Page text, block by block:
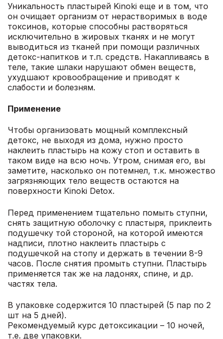
Уникальность пластырей Kinoki еще и в том, что
он очищает организм от нерастворимых в воде
токсинов, которые способны растворяться
исключительно в жировых тканях и не могут
выводиться из тканей при помощи различных
детокс-напитков и т.п. средств. Накапливаясь в
теле, такие шлаки нарушают обмен веществ,
ухудшают кровообращение и приводят к
слабости и болезням.
Применение
Чтобы организовать мощный комплексный
детокс, не выходя из дома, нужно просто
наклеить пластырь на кожу стоп и оставить в
таком виде на всю ночь. Утром, снимая его, вы
заметите, насколько он потемнел, т.к. множество
загрязняющих тело веществ остаются на
поверхности Kinoki Detox.
Перед применением тщательно помыть ступни,
снять защитную оболочку с пластыря, приклеить
подушечку той стороной, на которой имеются
надписи, плотно наклеить пластырь с
подушечкой на стопу и держать в течении 8-9
часов. После снятия промыть ступни. Пластырь
применяется так же на ладонях, спине, и др.
частях тела.
В упаковке содержится 10 пластырей (5 пар по 2
шт на 5 дней).
Рекомендуемый курс детоксикации – 10 ночей,
т.е. две упаковки.